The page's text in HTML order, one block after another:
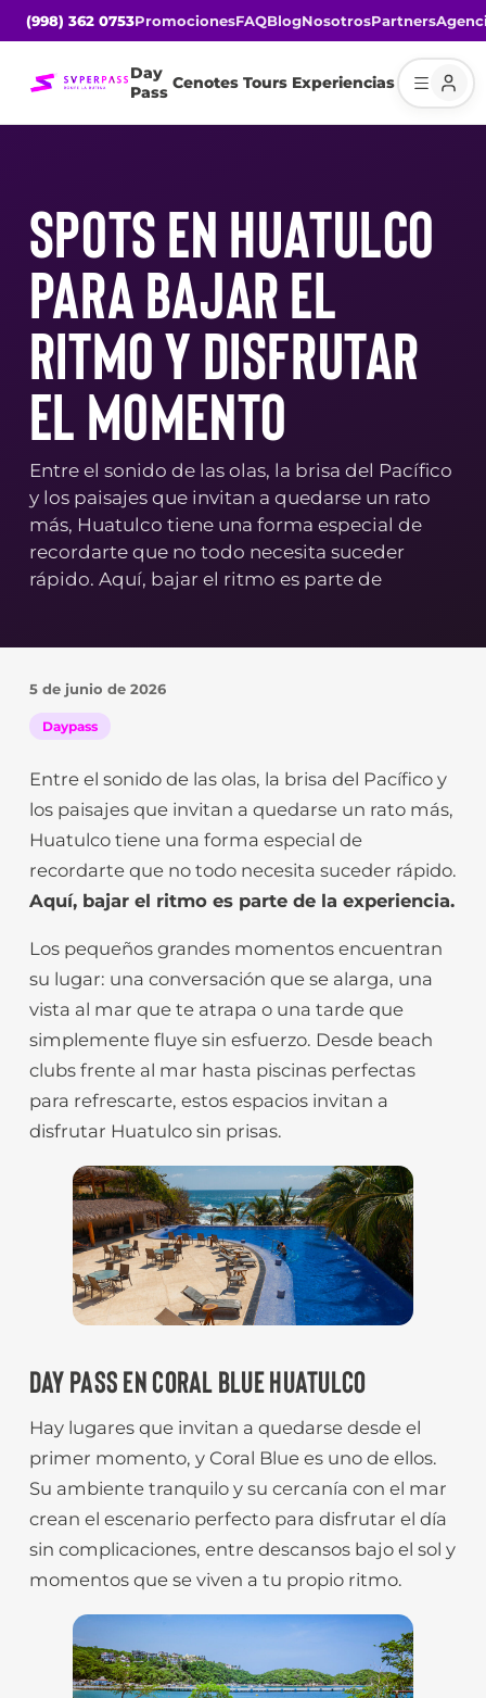
(998) 362 0753PromocionesFAQBlogNosotrosPartners
Day
Pass Cenotes Tours Experiencias
SPOTS EN HUATULCO
PARA BAJAR EL
RITMO Y DISFRUTAR
EL MOMENTO
Entre el sonido de las olas, la brisa del Pacífico
y los paisajes que invitan a quedarse un rato
más, Huatulco tiene una forma especial de
recordarte que no todo necesita suceder
rápido. Aquí, bajar el ritmo es parte de
5 de junio de 2026
Daypass
Entre el sonido de las olas, la brisa del Pacífico y
los paisajes que invitan a quedarse un rato más,
Huatulco tiene una forma especial de
recordarte que no todo necesita suceder rápido.
Aquí, bajar el ritmo es parte de la experiencia.
Los pequeños grandes momentos encuentran
su lugar: una conversación que se alarga, una
vista al mar que te atrapa o una tarde que
simplemente fluye sin esfuerzo. Desde beach
clubs frente al mar hasta piscinas perfectas
para refrescarte, estos espacios invitan a
disfrutar Huatulco sin prisas.
DAY PASS EN CORAL BLUE HUATULCO
Hay lugares que invitan a quedarse desde el
primer momento, y Coral Blue es uno de ellos.
Su ambiente tranquilo y su cercanía con el mar
crean el escenario perfecto para disfrutar el día
sin complicaciones, entre descansos bajo el sol y
momentos que se viven a tu propio ritmo.